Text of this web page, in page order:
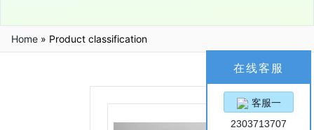
Home » Product classification
在线客服
客服一
2303713707